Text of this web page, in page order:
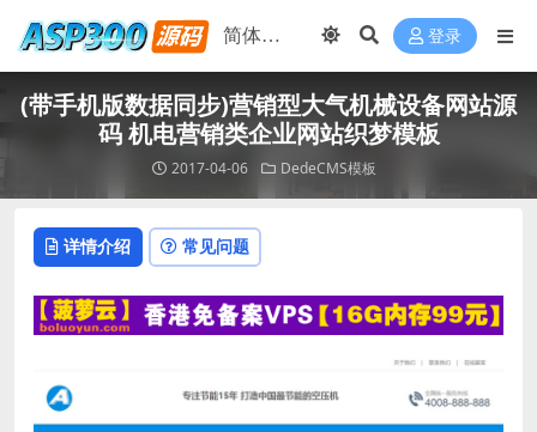
登录
(带手机版数据同步)营销型大气机械设备网站源
码 机电营销类企业网站织梦模板
2017-04-06 DedeCMS模板
详情介绍 常见问题